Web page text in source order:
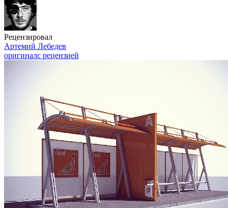
Рецензировал
Артемий Лебедев
оригиналс рецензией